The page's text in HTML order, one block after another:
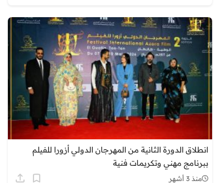
انطلاق الدورة الثانية من المهرجان الدولي أزورا للفيلم
ببرنامج مهني وتكريمات فنية
منذ 3 أشهر